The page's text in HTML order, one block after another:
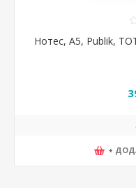
Нотес, А5, Publik,
+